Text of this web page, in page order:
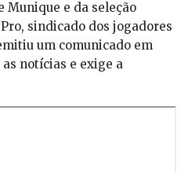
Munique e da seleção
sindicado dos jogadores
um comunicado em
as notícias e exige a